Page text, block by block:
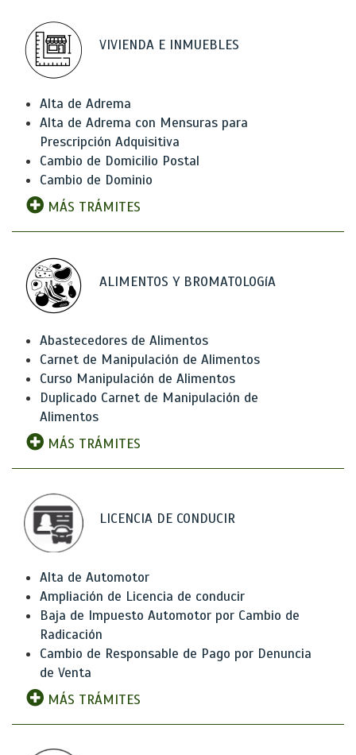
VIVIENDA E INMUEBLES
Alta de Adrema
Alta de Adrema con Mensuras para
Prescripción Adquisitiva
Cambio de Domicilio Postal
Cambio de Dominio
MÁS TRÁMITES
ALIMENTOS Y BROMATOLOGíA
Abastecedores de Alimentos
Carnet de Manipulación de Alimentos
Curso Manipulación de Alimentos
Duplicado Carnet de Manipulación de
Alimentos
MÁS TRÁMITES
LICENCIA DE CONDUCIR
Alta de Automotor
Ampliación de Licencia de conducir
Baja de Impuesto Automotor por Cambio de
Radicación
Cambio de Responsable de Pago por Denuncia
de Venta
MÁS TRÁMITES